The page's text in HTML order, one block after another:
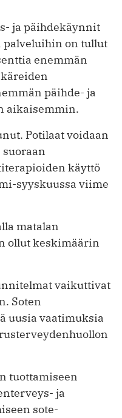
ja päihdekäynnit
palveluihin on tullut
enemmän
päihde- ja
aikaisemmin.
Potilaat voidaan
käyttö
syyskuussa viime
matalan
ollut keskimäärin
vaikuttivat
Soten
uusia vaatimuksia
tuottamiseen
ja
sote-